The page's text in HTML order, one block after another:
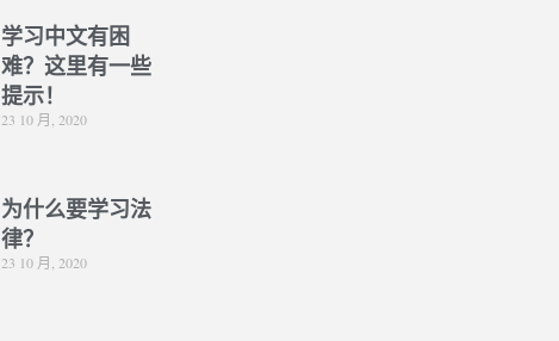
学习中文有困
难？这里有一些
提示！
23 10 月, 2020
为什么要学习法
律？
23 10 月, 2020